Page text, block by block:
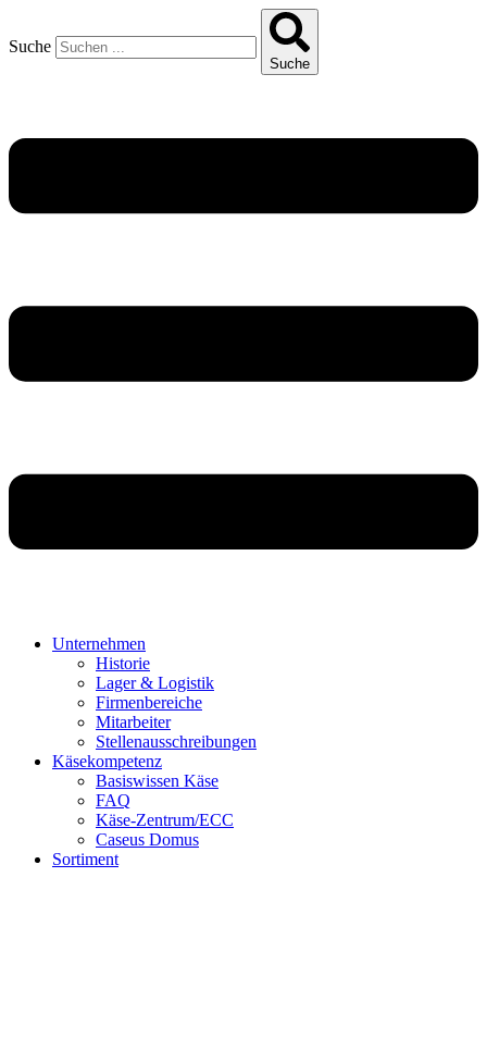
Suche
Suche
Unternehmen
Historie
Lager & Logistik
Firmenbereiche
Mitarbeiter
Stellenausschreibungen
Käsekompetenz
Basiswissen Käse
FAQ
Käse-Zentrum/ECC
Caseus Domus
Sortiment